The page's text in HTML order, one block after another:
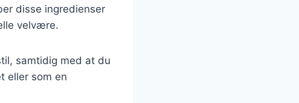
disse ingredienser
velvære.
samtidig med at du
eller som en